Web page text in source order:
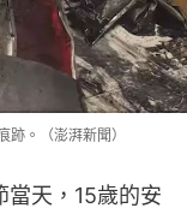
。（澎湃新聞）
當天，15歲的安